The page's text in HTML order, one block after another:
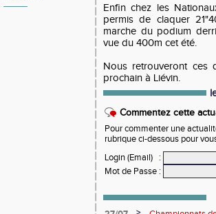
Enfin chez les
permis de claquer
marche du podium
vue du 400m cet été.
Nous retrouveront ces
prochain à Liévin.
Commentez cette
Pour commenter une
rubrique ci-dessous pour
Login (Email)
:
Mot de Passe :